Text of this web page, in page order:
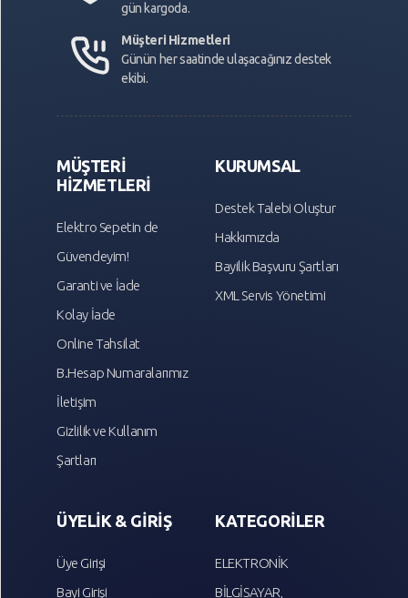
gün kargoda.
Müşteri Hizmetleri
Günün her saatinde ulaşacağınız destek
ekibi.
MÜŞTERİ
HİZMETLERİ
Elektro Sepetin de
Güvendeyim!
Garanti ve İade
Kolay İade
Online Tahsilat
B.Hesap Numaralarımız
İletişim
Gizlilik ve Kullanım
Şartları
KURUMSAL
Destek Talebi Oluştur
Hakkımızda
Bayilik Başvuru Şartları
XML Servis Yönetimi
ÜYELİK & GİRİŞ
Üye Girişi
Bayi Girişi
KATEGORİLER
ELEKTRONİK
BİLGİSAYAR,